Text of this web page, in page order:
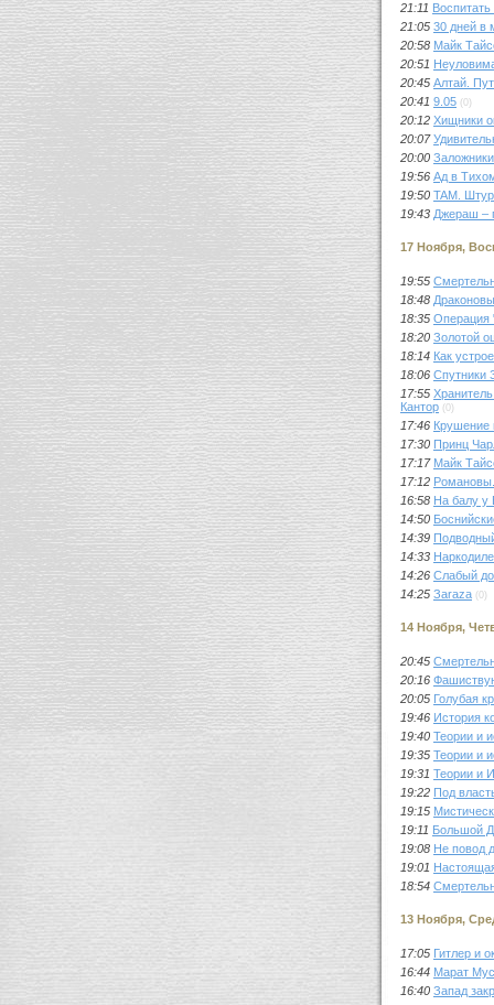
21:11
21:05 30 дней в
20:58 Майк
20:51
20:45 Алтай.
20:41 9.05 (0)
20:12 Хищники
20:07
20:00
19:56 Ад в
19:50 TAM.
19:43 Джераш –
17 Ноября,
19:55
18:48
18:35 Операция
18:20 Золотой
18:14 Как
18:06 Спутники
17:55
Кантор (0)
17:46 Крушение
17:30 Принц
17:17 Майк
17:12
16:58 На балу у
14:50
14:39
14:33
14:26 Слабый
14:25 Заraza (0)
14 Ноября,
20:45
20:16
20:05 Голубая
19:46 История
19:40 Теории и
19:35 Теории и
19:31 Теории и
19:22 Под
19:15
19:11 Большой
19:08 Не повод
19:01
18:54
13 Ноября,
17:05 Гитлер и
16:44 Марат
16:40 Запад